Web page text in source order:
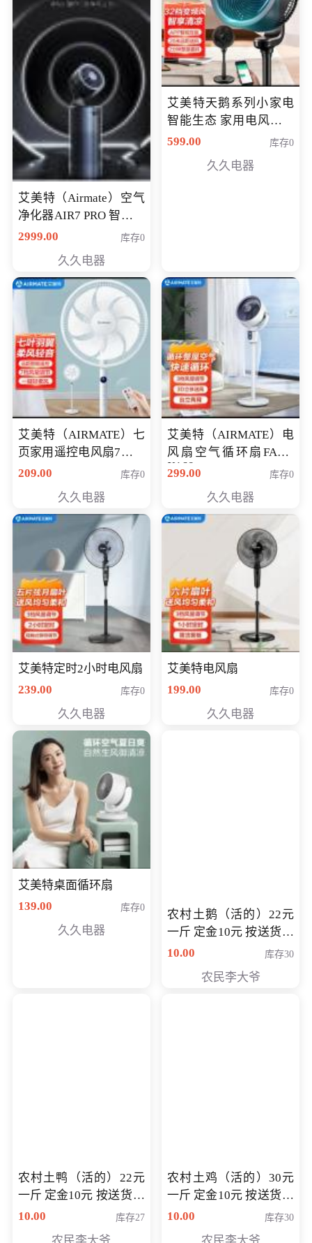
艾美特（Airmate）空气
净化器AIR7 PRO 智能全
屋空气循环负离子旗舰
2999.00 库存0
久久电器
艾美特天鹅系列小家电
智能生态 家用电风扇直
流变频节能轻音空气循
鹅，白天鹅智能)
599.00 库存0
久久电器
艾美特（AIRMATE）七
页家用遥控电风扇7档风
量空气循环摇头立式落
定时落地式风扇CS35-
R20
209.00 库存0
久久电器
艾美特（AIRMATE）电
风扇空气循环扇FA18-
X168
299.00 库存0
久久电器
艾美特定时2小时电风扇
239.00
库存0
久久电器
艾美特电风扇
199.00
库存0
久久电器
艾美特桌面循环扇
139.00
库存0
久久电器
农村土鹅（活的）22元
一斤 定金10元 按送货交
付时秤重计算货款 定金
10.00 库存30
农民李大爷
农村土鸭（活的）22元
一斤 定金10元 按送货交
付时秤重计算货款 定金
10.00 库存27
农村土鸡（活的）30元
一斤 定金10元 按送货交
付时秤重计算货款 定金
10.00 库存30